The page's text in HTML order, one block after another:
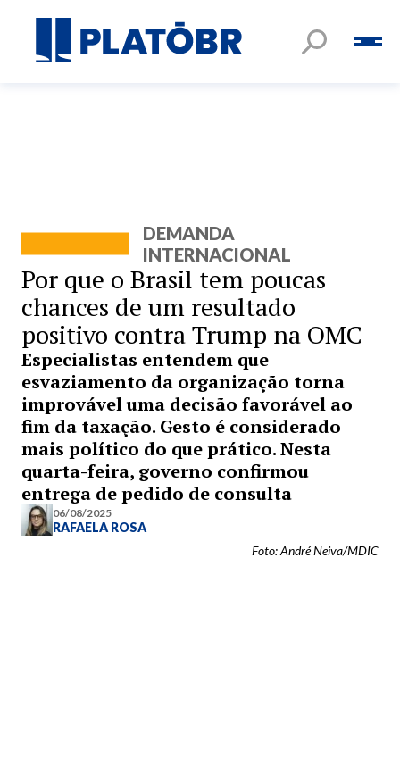
DEMANDA
INTERNACIONAL
Por que o Brasil tem poucas
chances de um resultado
positivo contra Trump na OMC
Especialistas entendem que
esvaziamento da organização torna
improvável uma decisão favorável ao
fim da taxação. Gesto é considerado
mais político do que prático. Nesta
quarta-feira, governo confirmou
entrega de pedido de consulta
06/08/2025
RAFAELA ROSA
Foto: André Neiva/MDIC